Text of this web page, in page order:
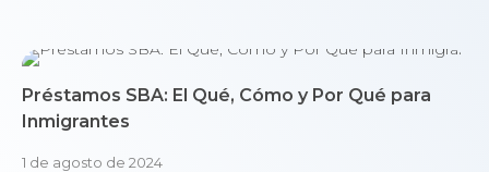
Préstamos SBA: El Qué, Cómo y Por Qué para
Inmigrantes
1 de agosto de 2024